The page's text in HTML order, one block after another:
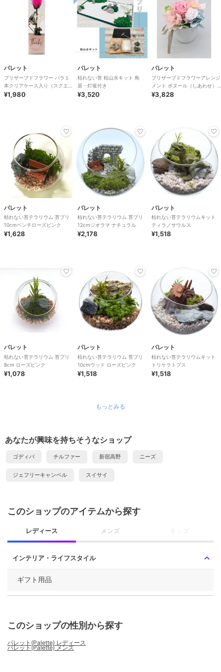
パレット
プリザーブドフラワー バラ１
本クリアケース入り（スクエ
ア）ブライトピンク
¥1,980
パレット
枯れない苔 枯山水キット 鳥
居・灯篭付き
¥3,520
パレット
プリザーブドフラワーアレンジ
メント ボヌール（しあわせ）
ピンク
¥3,828
パレット
枯れない苔テラリウム 苔プリ
10cmベンチローズピンク
¥1,628
パレット
枯れない苔テラリウム 苔プリ
12cmジオラマ ナチュラル
¥2,178
パレット
枯れない苔テラリウムキット
ティラノサウルス
¥1,518
パレット
枯れない苔テラリウム 苔プリ
8cm ローズピンク
¥1,078
パレット
枯れない苔テラリウム 苔プリ
10cmウッド ローズピンク
¥1,518
パレット
枯れない苔テラリウムキット
トリケラトプス
¥1,518
もっとみる
あなたが興味を持ちそうなショップ
ゴディバ チルファー 新宿高野 ニーズ
ジェフリーキャンベル スイサイ
このショップのアイテムから探す
レディース メンズ キッズ
インテリア・ライフスタイル
ギフト用品
このショップの性別から探す
パレット(Palette) レディース
パレット(Palette) メンズ